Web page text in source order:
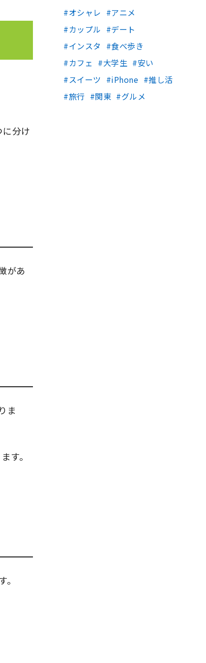
分け
があ
ま
す。
オシャレ
アニメ
カップル
デート
インスタ
食べ歩き
カフェ
大学生
安い
スイーツ
iPhone
推し活
旅行
関東 グルメ